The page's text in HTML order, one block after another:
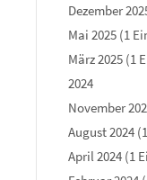
Dezember
Mai 2025 (1
März 2025 (1
2024
November
August 2024
April 2024 (1